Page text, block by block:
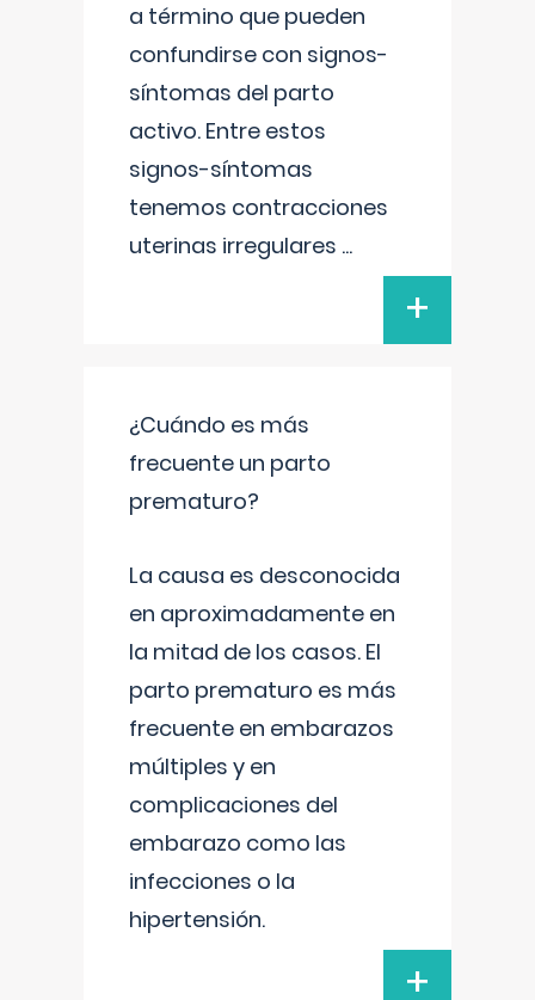
a término que pueden
confundirse con signos-
síntomas del parto
activo. Entre estos
signos-síntomas
tenemos contracciones
uterinas irregulares ...
+
¿Cuándo es más
frecuente un parto
prematuro?
La causa es desconocida
en aproximadamente en
la mitad de los casos. El
parto prematuro es más
frecuente en embarazos
múltiples y en
complicaciones del
embarazo como las
infecciones o la
hipertensión.
+